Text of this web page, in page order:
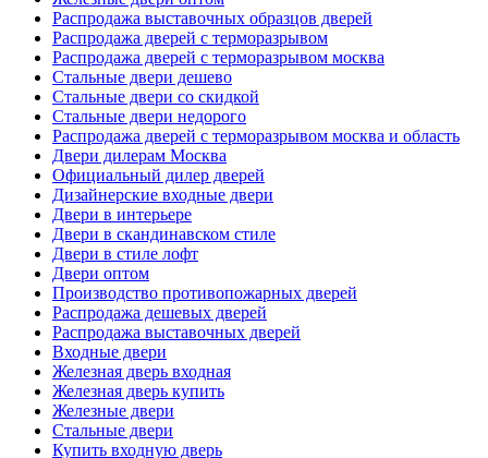
Распродажа выставочных образцов дверей
Распродажа дверей с терморазрывом
Распродажа дверей с терморазрывом москва
Стальные двери дешево
Стальные двери со скидкой
Стальные двери недорого
Распродажа дверей с терморазрывом москва и область
Двери дилерам Москва
Официальный дилер дверей
Дизайнерские входные двери
Двери в интерьере
Двери в скандинавском стиле
Двери в стиле лофт
Двери оптом
Производство противопожарных дверей
Распродажа дешевых дверей
Распродажа выставочных дверей
Входные двери
Железная дверь входная
Железная дверь купить
Железные двери
Стальные двери
Купить входную дверь